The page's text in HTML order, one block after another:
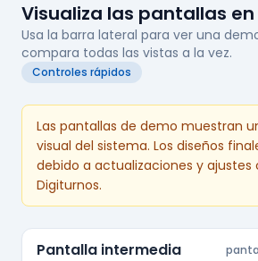
Visualiza las pantallas
Usa la barra lateral para ver una
compara todas las vistas a la vez.
Controles rápidos
Las pantallas de demo muestran
visual del sistema. Los diseños
debido a actualizaciones y ajustes
Digiturnos.
Pantalla intermedia